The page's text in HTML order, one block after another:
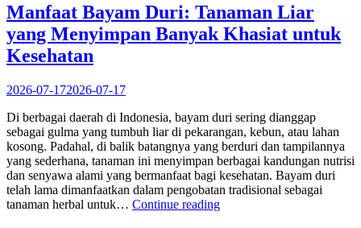
Manfaat Bayam Duri: Tanaman Liar
yang Menyimpan Banyak Khasiat untuk
Kesehatan
2026-07-172026-07-17
Di berbagai daerah di Indonesia, bayam duri sering dianggap
sebagai gulma yang tumbuh liar di pekarangan, kebun, atau lahan
kosong. Padahal, di balik batangnya yang berduri dan tampilannya
yang sederhana, tanaman ini menyimpan berbagai kandungan nutrisi
dan senyawa alami yang bermanfaat bagi kesehatan. Bayam duri
telah lama dimanfaatkan dalam pengobatan tradisional sebagai
tanaman herbal untuk… Continue reading“Manfaat